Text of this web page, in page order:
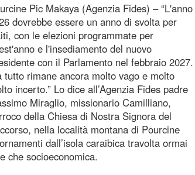
Pic Makaya (Agenzia Fides) – “L'anno
dovrebbe essere un anno di svolta per
con le elezioni programmate per
e l'insediamento del nuovo
con il Parlamento nel febbraio 2027.
tutto rimane ancora molto vago e molto
incerto.” Lo dice all’Agenzia Fides padre
Miraglio, missionario Camilliano,
della Chiesa di Nostra Signora del
nella località montana di Pourcine
dall’isola caraibica travolta ormai
che socioeconomica.